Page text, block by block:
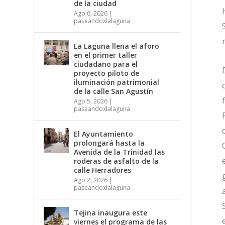
de la ciudad
Ago 6, 2026 |
paseandoxlalaguna
La Laguna llena el aforo
en el primer taller
ciudadano para el
proyecto piloto de
iluminación patrimonial
de la calle San Agustín
Ago 5, 2026 |
paseandoxlalaguna
El Ayuntamiento
prolongará hasta la
Avenida de la Trinidad las
roderas de asfalto de la
calle Herradores
Ago 2, 2026 |
paseandoxlalaguna
Tejina inaugura este
viernes el programa de las